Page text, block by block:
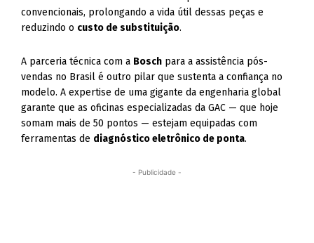
convencionais, prolongando a vida útil dessas peças e
reduzindo o custo de substituição.
A parceria técnica com a Bosch para a assistência pós-
vendas no Brasil é outro pilar que sustenta a confiança no
modelo. A expertise de uma gigante da engenharia global
garante que as oficinas especializadas da GAC — que hoje
somam mais de 50 pontos — estejam equipadas com
ferramentas de diagnóstico eletrônico de ponta.
- Publicidade -